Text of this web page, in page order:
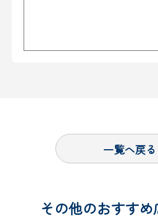
一覧へ戻る
その他のおすす